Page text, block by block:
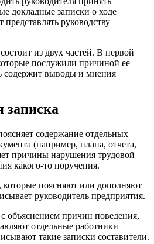
докладные записки о ходе
руководству
из двух частей. В первой
послужили причиной ее
содержит выводы и мнения
записка
содержание отдельных
(например, плана, отчета,
причины нарушения трудовой
какого-то поручения.
которые поясняют или дополняют
руководитель предприятия.
объяснением причин поведения,
отдельные работники
такие записки составители.